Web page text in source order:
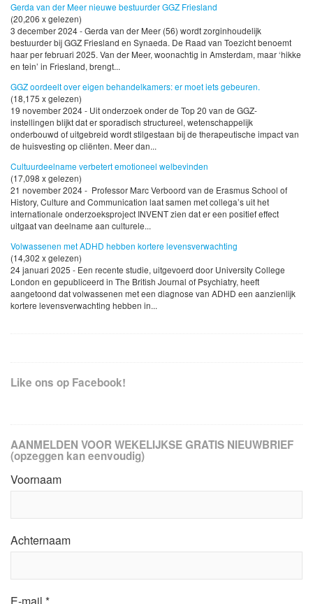
Gerda van der Meer nieuwe bestuurder GGZ Friesland
(20,206 x gelezen)
3 december 2024 - Gerda van der Meer (56) wordt zorginhoudelijk
bestuurder bij GGZ Friesland en Synaeda. De Raad van Toezicht benoemt
haar per februari 2025. Van der Meer, woonachtig in Amsterdam, maar ‘hikke
en tein’ in Friesland, brengt...
GGZ oordeelt over eigen behandelkamers: er moet iets gebeuren.
(18,175 x gelezen)
19 november 2024 - Uit onderzoek onder de Top 20 van de GGZ-
instellingen blijkt dat er sporadisch structureel, wetenschappelijk
onderbouwd of uitgebreid wordt stilgestaan bij de therapeutische impact van
de huisvesting op cliënten. Meer dan...
Cultuurdeelname verbetert emotioneel welbevinden
(17,098 x gelezen)
21 november 2024 - Professor Marc Verboord van de Erasmus School of
History, Culture and Communication laat samen met collega’s uit het
internationale onderzoeksproject INVENT zien dat er een positief effect
uitgaat van deelname aan culturele...
Volwassenen met ADHD hebben kortere levensverwachting
(14,302 x gelezen)
24 januari 2025 - Een recente studie, uitgevoerd door University College
London en gepubliceerd in The British Journal of Psychiatry, heeft
aangetoond dat volwassenen met een diagnose van ADHD een aanzienlijk
kortere levensverwachting hebben in...
Like ons op Facebook!
AANMELDEN VOOR WEKELIJKSE GRATIS NIEUWBRIEF
(opzeggen kan eenvoudig)
Voornaam
Achternaam
E-mail *